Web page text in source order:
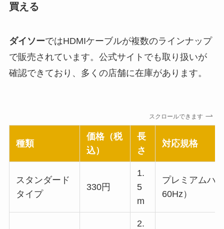
買える
ダイソーではHDMIケーブルが複数のラインナップ
で販売されています。公式サイトでも取り扱いが
確認できており、多くの店舗に在庫があります。
スクロールできます
種類
価格（税
込）
長
さ
対応規格
スタンダード
タイプ
330円
1.
5
m
プレミアムハ
60Hz）
2.